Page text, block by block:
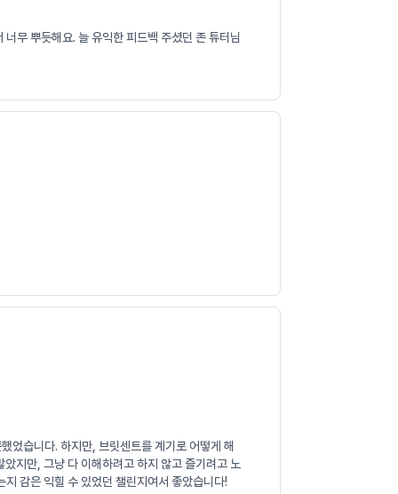
무 뿌듯해요. 늘 유익한 피드백 주셨던 존 튜터님
었습니다. 하지만, 브릿센트를 계기로 어떻게 해
지만, 그냥 다 이해하려고 하지 않고 즐기려고 노
감은 익힐 수 있었던 챌린지여서 좋았습니다!